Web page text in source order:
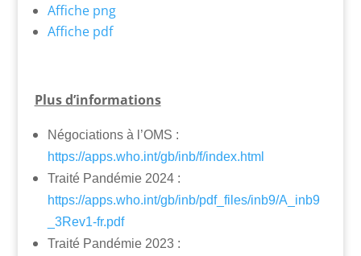
Affiche png
Affiche pdf
Plus d’informations
Négociations à l’OMS :
https://apps.who.int/gb/inb/f/index.html
Traité Pandémie 2024 :
https://apps.who.int/gb/inb/pdf_files/inb9/A_inb9
_3Rev1-fr.pdf
Traité Pandémie 2023 :